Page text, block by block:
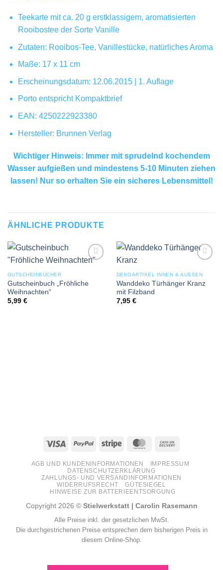
Teekarte mit ca. 20 g erstklassigem, aromatisierten
Rooibostee der Sorte Vanille
Zutaten: Rooibos-Tee, Vanillestücke, natürliches Aroma
Maße: 17 x 11 cm
Erscheinungsdatum: 12.06.2015 | 1. Auflage
Porto entspricht Kompaktbrief
EAN: 4250222923380
Hersteller: Brunnen Verlag
Wichtiger Hinweis: Immer mit sprudelnd kochendem
Wasser aufgießen und mindestens 5-10 Minuten ziehen
lassen! Nur so erhalten Sie ein sicheres Lebensmittel!
ÄHNLICHE PRODUKTE
GUTSCHEINBÜCHER
Gutscheinbuch „Fröhliche
Weihnachten“
5,99 €
wishlist
DEKOARTIKEL INNEN & AUSSEN
Wanddeko Türhänger Kranz
mit Filzband
7,95 €
Visa PayPal Stripe MasterCard
Delivery
AGB UND KUNDENINFORMATIONEN
IMPRESSUM
DATENSCHUTZERKLÄRUNG
ZAHLUNGS- UND VERSANDINFORMATIONEN
WIDERRUFSRECHT
GÜTESIEGEL
HINWEISE ZUR BATTERIEENTSORGUNG
Copyright 2026 © Stielwerkstatt | Carolin Rasemann
Alle Preise inkl. der gesetzlichen MwSt.
Die durchgestrichenen Preise entsprechen dem bisherigen Preis in
diesem Online-Shop.